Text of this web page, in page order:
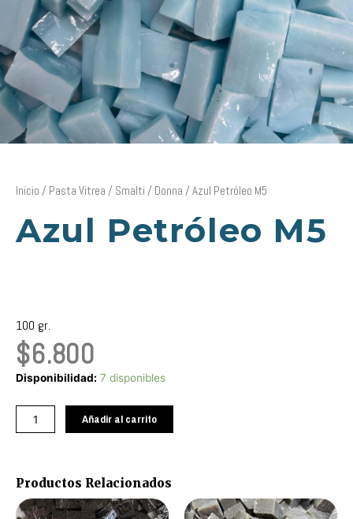
Inicio / Pasta Vitrea / Smalti / Donna / Azul Petróleo M5
Azul Petróleo M5
100 gr.
$6.800
Disponibilidad: 7 disponibles
Azul
cantidad
Añadir al carrito
Productos Relacionados